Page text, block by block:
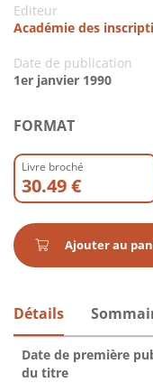
Editeur
Académie des
Date de publication
1er janvier 1990
FORMAT
Livre broché
30.49 €
Ajouter au
Détails
Date de première
du titre